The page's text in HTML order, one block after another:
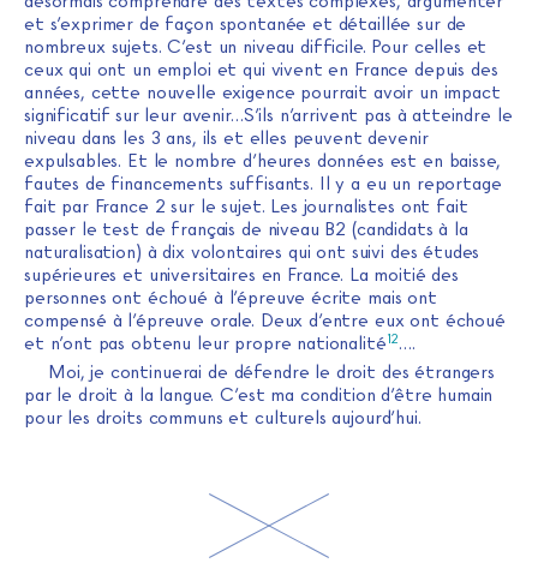
et s’exprimer de façon spontanée et détaillée sur de
nombreux sujets. C’est un niveau difficile. Pour celles et
ceux qui ont un emploi et qui vivent en France depuis des
années, cette nouvelle exigence pourrait avoir un impact
significatif sur leur avenir…S’ils n’arrivent pas à atteindre le
niveau dans les 3 ans, ils et elles peuvent devenir
expulsables. Et le nombre d’heures données est en baisse,
fautes de financements suffisants. Il y a eu un reportage
fait par France 2 sur le sujet. Les journalistes ont fait
passer le test de français de niveau B2 (candidats à la
naturalisation) à dix volontaires qui ont suivi des études
supérieures et universitaires en France. La moitié des
personnes ont échoué à l’épreuve écrite mais ont
compensé à l’épreuve orale. Deux d’entre eux ont échoué
et n’ont pas obtenu leur propre nationalité12….
Moi, je continuerai de défendre le droit des étrangers
par le droit à la langue. C’est ma condition d’être humain
pour les droits communs et culturels aujourd’hui.